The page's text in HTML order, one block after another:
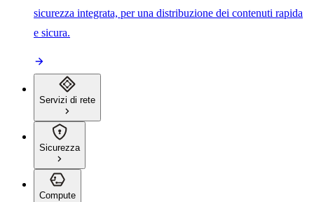
sicurezza integrata, per una distribuzione dei contenuti rapida
e sicura.
Servizi di rete
Sicurezza
Compute